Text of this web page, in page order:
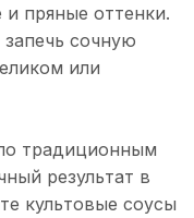
пряные оттенки.
запечь сочную
или
традиционным
результат в
культовые соусы